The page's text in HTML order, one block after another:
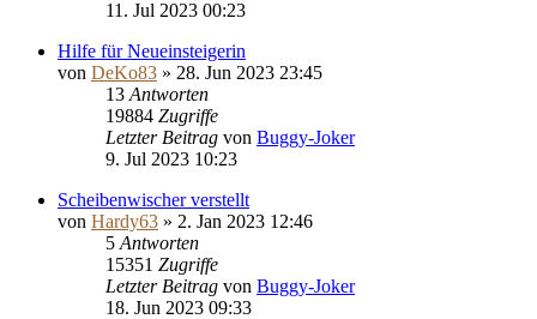
11. Jul 2023 00:23
Hilfe für Neueinsteigerin
von DeKo83 » 28. Jun 2023 23:45
13 Antworten
19884 Zugriffe
Letzter Beitrag von Buggy-Joker
9. Jul 2023 10:23
Scheibenwischer verstellt
von Hardy63 » 2. Jan 2023 12:46
5 Antworten
15351 Zugriffe
Letzter Beitrag von Buggy-Joker
18. Jun 2023 09:33